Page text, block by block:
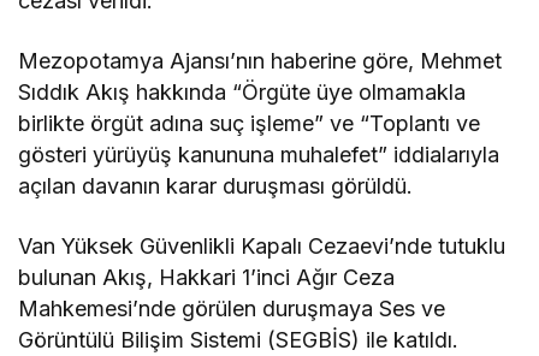
Mezopotamya Ajansı’nın haberine göre, Mehmet
Sıddık Akış hakkında “Örgüte üye olmamakla
birlikte örgüt adına suç işleme” ve “Toplantı ve
gösteri yürüyüş kanununa muhalefet” iddialarıyla
açılan davanın karar duruşması görüldü.
Van Yüksek Güvenlikli Kapalı Cezaevi’nde tutuklu
bulunan Akış, Hakkari 1’inci Ağır Ceza
Mahkemesi’nde görülen duruşmaya Ses ve
Görüntülü Bilişim Sistemi (SEGBİS) ile katıldı.